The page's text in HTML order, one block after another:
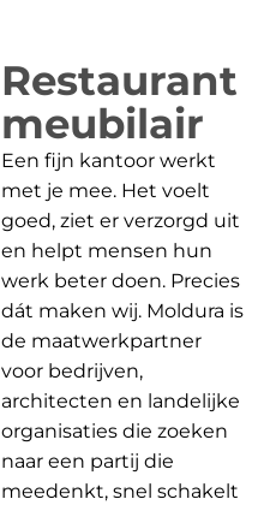
Restaurant
meubilair
Een fijn kantoor werkt
met je mee. Het voelt
goed, ziet er verzorgd uit
en helpt mensen hun
werk beter doen. Precies
dát maken wij. Moldura is
de maatwerkpartner
voor bedrijven,
architecten en landelijke
organisaties die zoeken
naar een partij die
meedenkt, snel schakelt